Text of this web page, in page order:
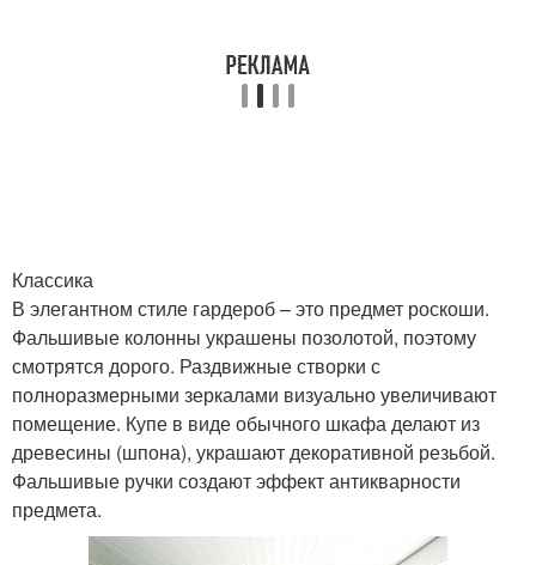
Классика
В элегантном стиле гардероб – это предмет роскоши.
Фальшивые колонны украшены позолотой, поэтому
смотрятся дорого. Раздвижные створки с
полноразмерными зеркалами визуально увеличивают
помещение. Купе в виде обычного шкафа делают из
древесины (шпона), украшают декоративной резьбой.
Фальшивые ручки создают эффект антикварности
предмета.